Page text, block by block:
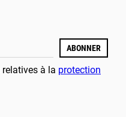
ABONNER
à la protection